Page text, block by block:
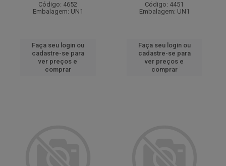
Código: 4652
Embalagem: UN1
Faça seu login ou
cadastre-se para
ver preços e
comprar
Código: 4451
Embalagem: UN1
Faça seu login ou
cadastre-se para
ver preços e
comprar